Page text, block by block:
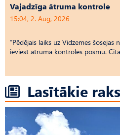
Vajadzīga ātruma kontrole
15:04, 2. Aug, 2026
“Pēdējais laiks uz Vid­ze­mes
ieviest ātruma kontroles posmu.
Lasītākie